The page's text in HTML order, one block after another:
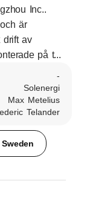
Inc..
är
drift av
på t...
-
Solenergi
Max Metelius
Telander